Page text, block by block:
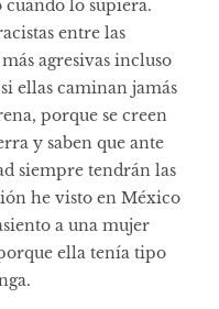
cuando lo supiera.
entre las
agresivas incluso
ellas caminan jamás
porque se creen
y saben que ante
siempre tendrán las
he visto en México
a una mujer
ella tenía tipo